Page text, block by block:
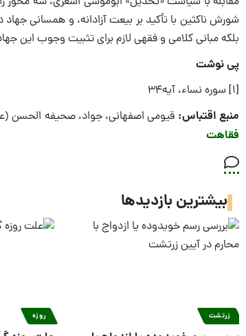
شورش ناکثین با تأکید بر بیعت آزادانه، و همسانی
بلکه مبانی کلامی و فقهی لازم برای تثبیت وجوب این
پی نوشت
[1] سوره نساء، آیه34
منبع اقتباس: قیومى اصفهانی، جواد، صحیفه الحسن (علیه
فقاهت
بیشترین بازدیدها
زرتشت روزه